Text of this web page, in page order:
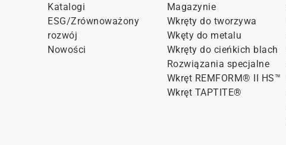
Katalogi
ESG/Zrównoważony
rozwój
Nowości
Magazynie
Wkręty do tworzywa
Wkęty do metalu
Wkręty do cieńkich blach
Rozwiązania specjalne
Wkręt REMFORM® II HS™
Wkręt TAPTITE®